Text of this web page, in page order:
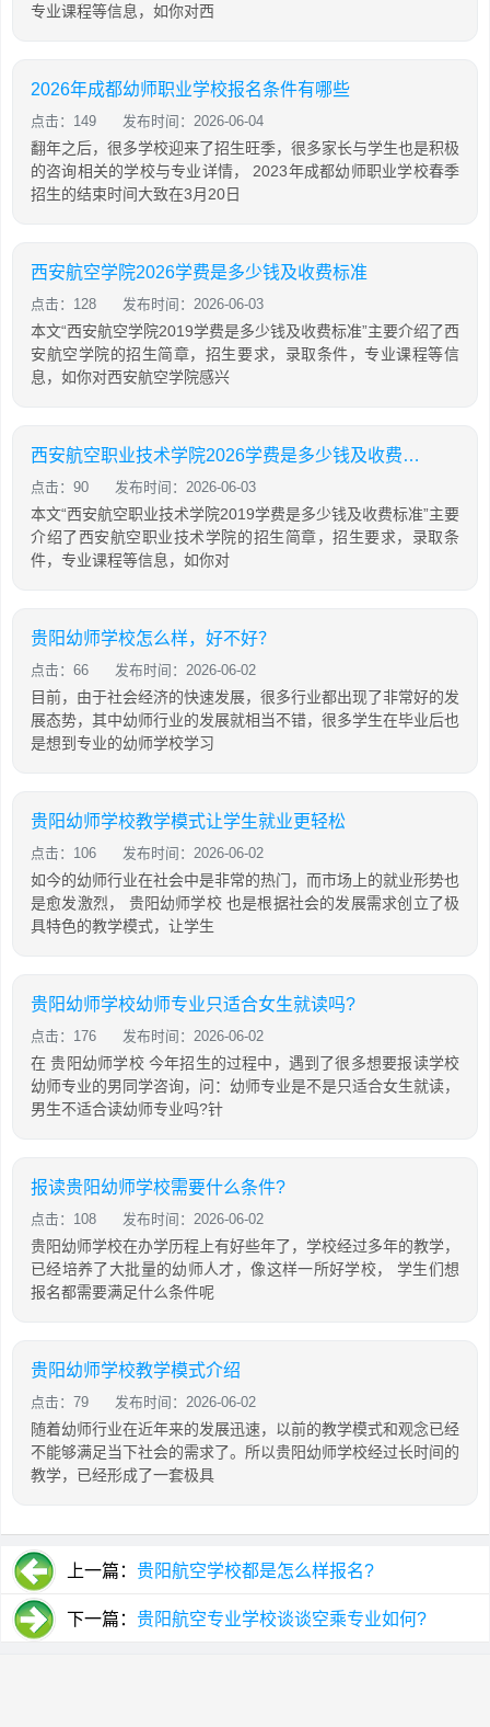
专业课程等信息，如你对西
2026年成都幼师职业学校报名条件有哪些
点击：149 发布时间：2026-06-04
翻年之后，很多学校迎来了招生旺季，很多家长与学生也是积极
的咨询相关的学校与专业详情， 2023年成都幼师职业学校春季
招生的结束时间大致在3月20日
西安航空学院2026学费是多少钱及收费标准
点击：128 发布时间：2026-06-03
本文“西安航空学院2019学费是多少钱及收费标准”主要介绍了西
安航空学院的招生简章，招生要求，录取条件，专业课程等信
息，如你对西安航空学院感兴
西安航空职业技术学院2026学费是多少钱及收费标准
点击：90 发布时间：2026-06-03
本文“西安航空职业技术学院2019学费是多少钱及收费标准”主要
介绍了西安航空职业技术学院的招生简章，招生要求，录取条
件，专业课程等信息，如你对
贵阳幼师学校怎么样，好不好？
点击：66 发布时间：2026-06-02
目前，由于社会经济的快速发展，很多行业都出现了非常好的发
展态势，其中幼师行业的发展就相当不错，很多学生在毕业后也
是想到专业的幼师学校学习
贵阳幼师学校教学模式让学生就业更轻松
点击：106 发布时间：2026-06-02
如今的幼师行业在社会中是非常的热门，而市场上的就业形势也
是愈发激烈， 贵阳幼师学校 也是根据社会的发展需求创立了极
具特色的教学模式，让学生
贵阳幼师学校幼师专业只适合女生就读吗?
点击：176 发布时间：2026-06-02
在 贵阳幼师学校 今年招生的过程中，遇到了很多想要报读学校
幼师专业的男同学咨询，问：幼师专业是不是只适合女生就读，
男生不适合读幼师专业吗?针
报读贵阳幼师学校需要什么条件?
点击：108 发布时间：2026-06-02
贵阳幼师学校在办学历程上有好些年了，学校经过多年的教学，
已经培养了大批量的幼师人才，像这样一所好学校， 学生们想
报名都需要满足什么条件呢
贵阳幼师学校教学模式介绍
点击：79 发布时间：2026-06-02
随着幼师行业在近年来的发展迅速，以前的教学模式和观念已经
不能够满足当下社会的需求了。所以贵阳幼师学校经过长时间的
教学，已经形成了一套极具
上一篇： 贵阳航空学校都是怎么样报名?
下一篇： 贵阳航空专业学校谈谈空乘专业如何?